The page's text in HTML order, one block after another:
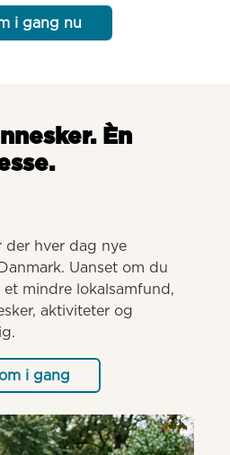
i gang nu
Èn
der hver dag nye
Uanset om du
mindre lokalsamfund,
aktiviteter og
i gang